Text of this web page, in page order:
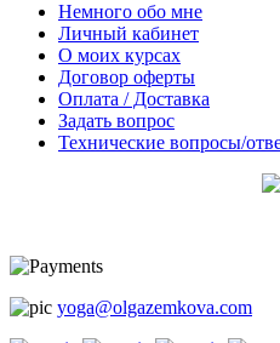
Немного обо мне
Личный кабинет
О моих курсах
Договор оферты
Оплата / Доставка
Задать вопрос
Технические вопросы/
yoga@olgazemkova.com